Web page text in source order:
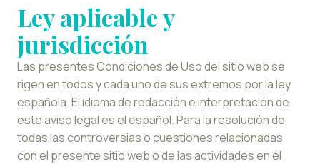
Ley aplicable y
jurisdicción
Las presentes Condiciones de Uso del sitio web se
rigen en todos y cada uno de sus extremos por la ley
española. El idioma de redacción e interpretación de
este aviso legal es el español. Para la resolución de
todas las controversias o cuestiones relacionadas
con el presente sitio web o de las actividades en él